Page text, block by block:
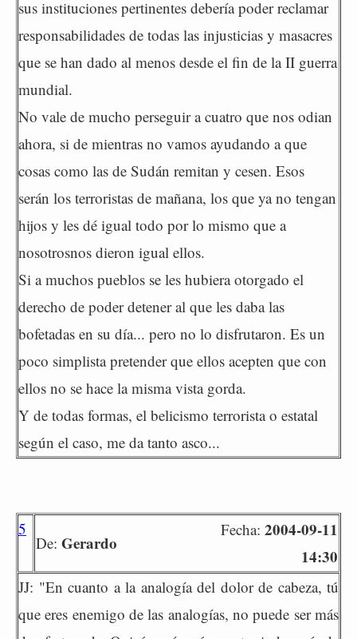
sus instituciones pertinentes debería poder reclamar
responsabilidades de todas las injusticias y masacres
que se han dado al menos desde el fin de la II guerra
mundial.
No vale de mucho perseguir a cuatro que nos odian
ahora, si de mientras no vamos ayudando a que
cosas como las de Sudán remitan y cesen. Esos
serán los terroristas de mañana, los que ya no tengan
hijos y les dé igual todo por lo mismo que a
nosotrosnos dieron igual ellos.
Si a muchos pueblos se les hubiera otorgado el
derecho de poder detener al que les daba las
bofetadas en su día... pero no lo disfrutaron. Es un
poco simplista pretender que ellos acepten que con
ellos no se hace la misma vista gorda.
Y de todas formas, el belicismo terrorista o estatal
según el caso, me da tanto asco...
5
De: Gerardo
Fecha: 2004-09-11
14:30
JJ: "En cuanto a la analogía del dolor de cabeza, tú
que eres enemigo de las analogías, no puede ser más